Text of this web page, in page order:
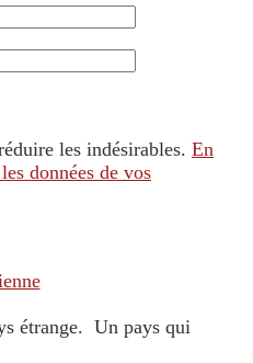
les indésirables. En
données de vos
étrange. Un pays qui